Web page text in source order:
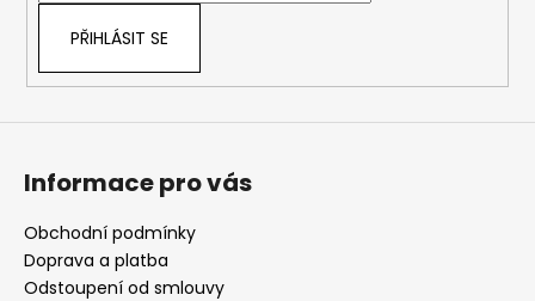
PŘIHLÁSIT SE
Informace pro vás
Obchodní podmínky
Doprava a platba
Odstoupení od smlouvy